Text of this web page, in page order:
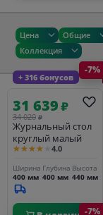
Цена Общие
Коллекция
+ 316 бонусов
-7%
31 639₽
34 020 ₽
Журнальный стол
круглый малый
★★★★★ 4.0
Ширина
400 мм
Глубина
400 мм
Высота
440 мм
-7%